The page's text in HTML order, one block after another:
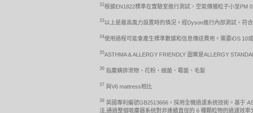
32根據EN1822標準在實驗室進行測試，空氣傳播粒子小至PM
33以上是最高風力設置時的情況。經Dyson進行內部測試，符
34使用過程可能會產生標準數據和信息傳送費用。需要iOS 10
35ASTHMA & ALLERGY FRIENDLY 圖案是ALLERGY
36 指塵螨排泄物、花粉、细菌、霉菌、毛髮
37 與V6 mattress相比
38 英國專利編號GB2513666。採用全機過濾系统技術。基于
法,通過整個吸塵器系统對非連續直徑的 6 種顆粒物的過濾效